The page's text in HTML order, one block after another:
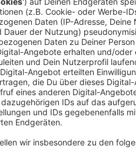
Irgendwann in 2020 will Ava
ihrem Nummer 1-Hit "Sweet
"Wonder Woman". Das singt sie
Dabei ist der Track schon
kaufen kann man ihn aber erst
ohne uns "Salt" zu geben,
Anzeige